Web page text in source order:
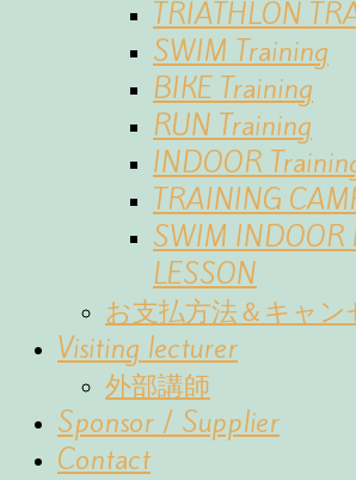
TRIATHLON
SWIM Training
BIKE Training
RUN Training
INDOOR
TRAINING
SWIM INDOOR
LESSON
お支払方法＆キャ
Visiting lecturer
外部講師
Sponsor / Supplier
Contact